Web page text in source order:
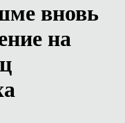
вновь
на